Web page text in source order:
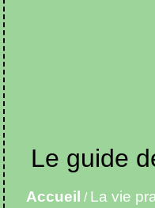
Le guide
Accueil / La vie